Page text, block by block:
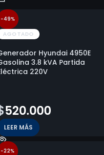
-49%
AGOTADO
Hyundai 4950E
3.8 kVA Partida
220V
520.000
LEER MÁS
-22%